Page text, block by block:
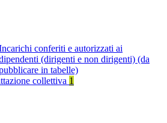
conferiti e autorizzati ai
(dirigenti e non dirigenti) (da
in tabelle)
collettiva 1